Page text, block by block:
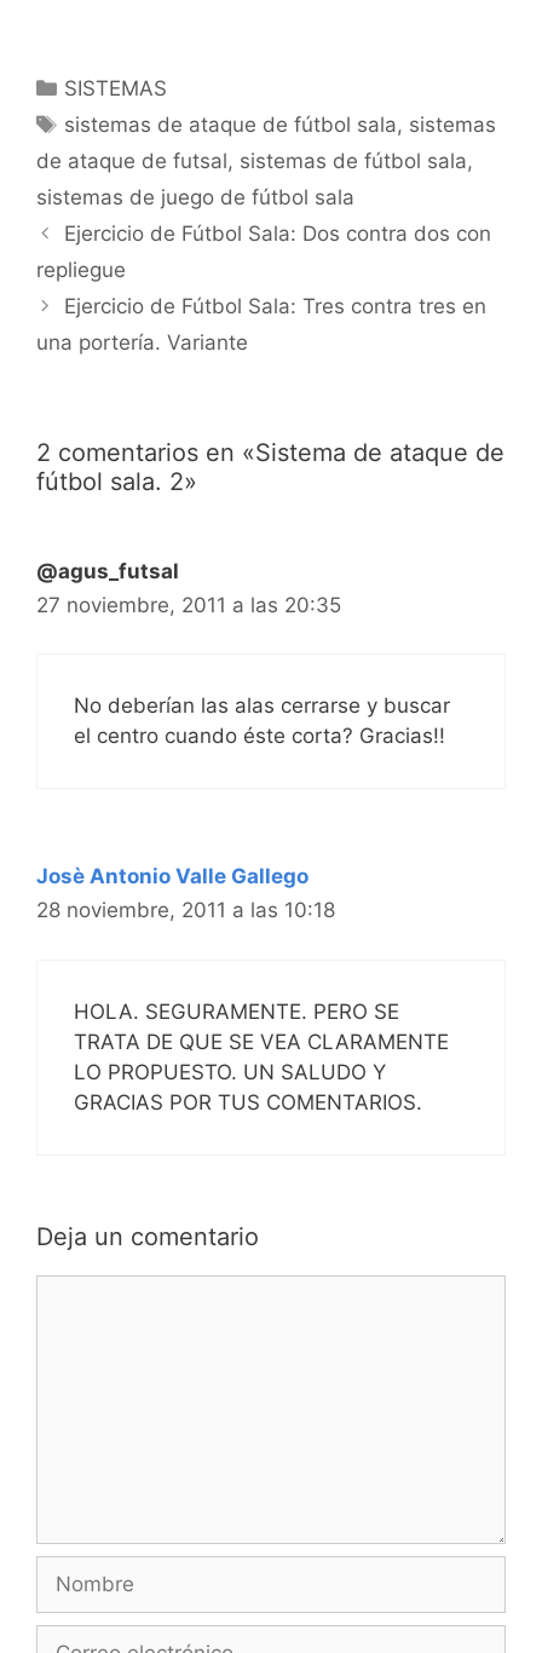
en barrera con dos
finalizaciones. Hoy os
de un sistema…
Categorías
SISTEMAS
Etiquetas
sistemas de ataque de fútbol sala, sistemas
de ataque de futsal, sistemas de fútbol sala,
sistemas de juego de fútbol sala
Navegación
entradas
Ejercicio de Fútbol Sala: Dos contra dos con
repliegue
Ejercicio de Fútbol Sala: Tres contra tres en
una portería. Variante
2 comentarios en «Sistema de ataque de
fútbol sala. 2»
@agus_futsal
27 noviembre, 2011 a las 20:35
No deberían las alas cerrarse y buscar
el centro cuando éste corta? Gracias!!
Josè Antonio Valle Gallego
28 noviembre, 2011 a las 10:18
HOLA. SEGURAMENTE. PERO SE
TRATA DE QUE SE VEA CLARAMENTE
LO PROPUESTO. UN SALUDO Y
GRACIAS POR TUS COMENTARIOS.
Deja un comentario
Nombre
Correo